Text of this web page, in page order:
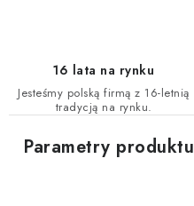
16 lata na rynku
Jesteśmy polską firmą z 16-letnią
tradycją na rynku.
Parametry produktu